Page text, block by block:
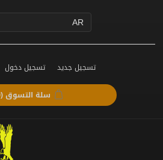
تسجيل جديد تسجيل دخول
سلة التسوق(0)